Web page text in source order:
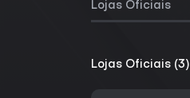
Lojas Oficiais
Lojas Oficiais (3)